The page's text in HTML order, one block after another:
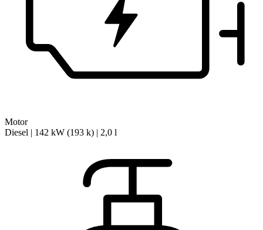
Motor
Diesel | 142 kW (193 k) | 2,0 l